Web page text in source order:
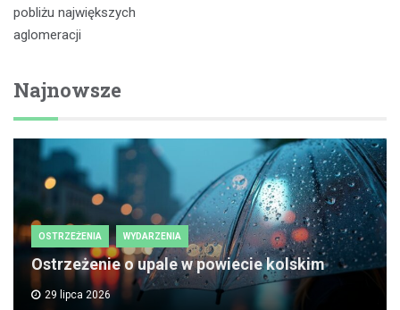
pobliżu największych
aglomeracji
Najnowsze
OSTRZEŻENIA WYDARZENIA
Ostrzeżenie o upale w powiecie kolskim
29 lipca 2026